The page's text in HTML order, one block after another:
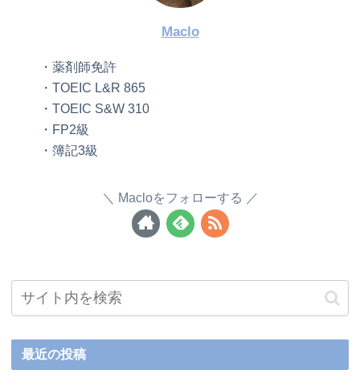
Maclo
・薬剤師免許
・TOEIC L&R 865
・TOEIC S&W 310
・FP2級
・簿記3級
Macloをフォローする
最近の投稿